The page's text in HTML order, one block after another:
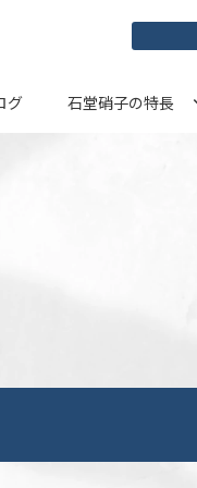
グ 石堂硝子の特長